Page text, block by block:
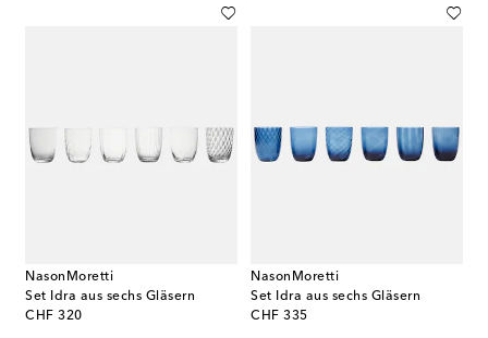
NasonMoretti
Set Idra aus sechs Gläsern
CHF 320
original price
NasonMoretti
Set Idra aus sechs Gläsern
CHF 335
original price